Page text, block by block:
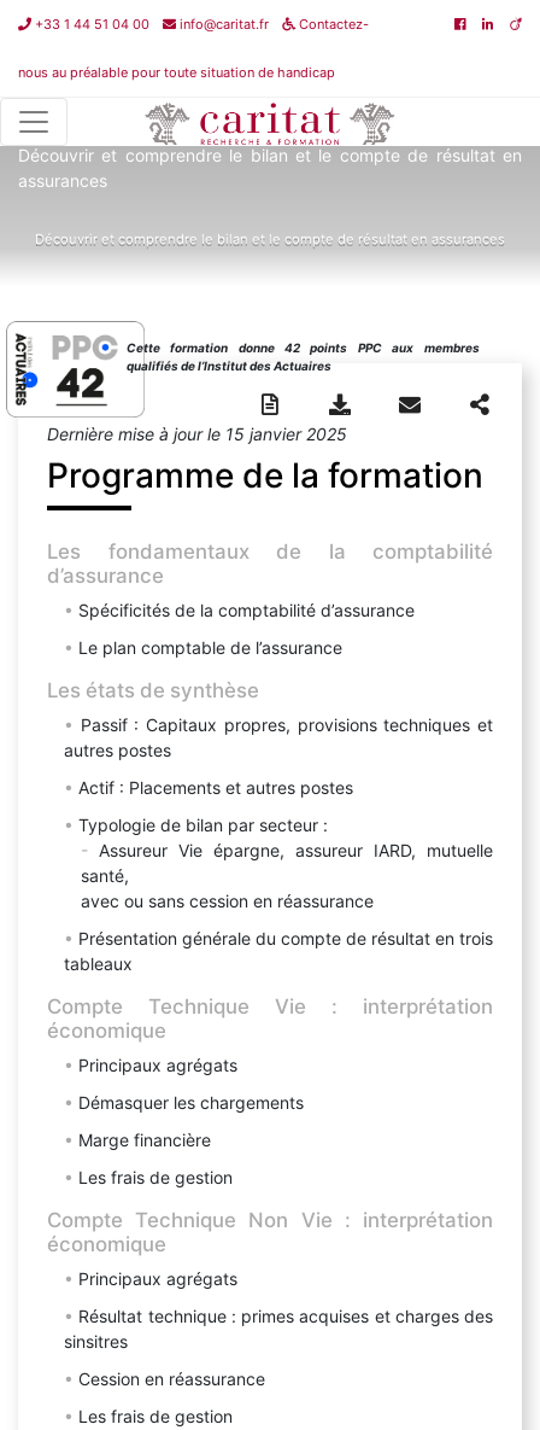
+33 1 44 51 04 00 info@caritat.fr Contactez-
nous au préalable pour toute situation de handicap
Catalogue de formations>Fondamentaux de l'assurance
Découvrir et comprendre le bilan et le compte de résultat en
assurances
Découvrir et comprendre le bilan et le compte de résultat en assurances
Cette formation donne 42 points PPC aux membres
qualifiés de l’Institut des Actuaires
Dernière mise à jour le 15 janvier 2025
Programme de la formation
Les fondamentaux de la comptabilité
d’assurance
Spécificités de la comptabilité d’assurance
Le plan comptable de l’assurance
Les états de synthèse
Passif : Capitaux propres, provisions techniques et
autres postes
Actif : Placements et autres postes
Typologie de bilan par secteur :
Assureur Vie épargne, assureur IARD, mutuelle
santé,
avec ou sans cession en réassurance
Présentation générale du compte de résultat en trois
tableaux
Compte Technique Vie : interprétation
économique
Principaux agrégats
Démasquer les chargements
Marge financière
Les frais de gestion
Compte Technique Non Vie : interprétation
économique
Principaux agrégats
Résultat technique : primes acquises et charges des
sinsitres
Cession en réassurance
Les frais de gestion